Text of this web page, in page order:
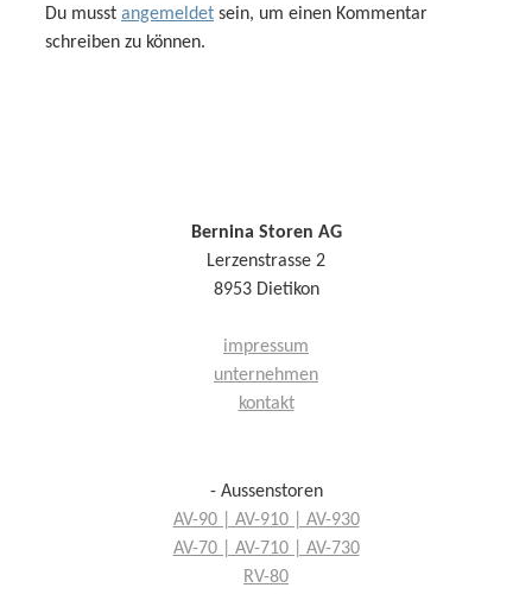
Du musst angemeldet sein, um einen Kommentar
schreiben zu können.
Bernina Storen AG
Lerzenstrasse 2
8953 Dietikon
impressum
unternehmen
kontakt
- Aussenstoren
AV-90 | AV-910 | AV-930
AV-70 | AV-710 | AV-730
RV-80